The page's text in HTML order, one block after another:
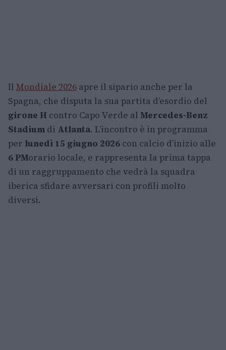
Il Mondiale 2026 apre il sipario anche per la
Spagna, che disputa la sua partita d’esordio del
girone H contro Capo Verde al Mercedes-Benz
Stadium di Atlanta. L’incontro è in programma
per lunedì 15 giugno 2026 con calcio d’inizio alle
6 PMorario locale, e rappresenta la prima tappa
di un raggruppamento che vedrà la squadra
iberica sfidare avversari con profili molto
diversi.